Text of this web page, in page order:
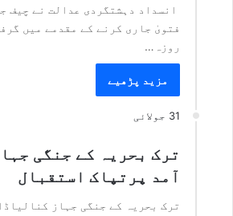
انسداد دہشتگردی عدالت نے چیف
روزہ…
مزید پڑھیے
31 جولائی
ترک بحریہ کے جنگی
آمد پرتپاک استقبال
ترک بحریہ کے جنگی جہاز